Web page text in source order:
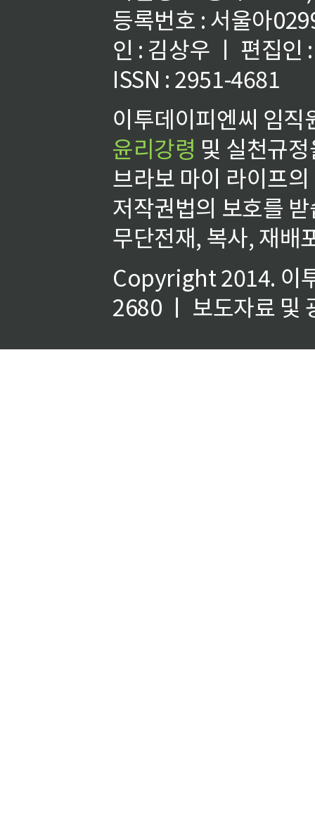
등록번호 : 서울아
인 : 김상우 ㅣ 편집인
ISSN : 2951-4681
이투데이피엔씨 임
윤리강령 및 실천규
브라보 마이 라이프
저작권법의 보호를
무단전재, 복사, 재배
Copyright 2014. 이
2680 ㅣ 보도자료